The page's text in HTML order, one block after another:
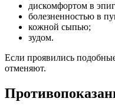
дискомфортом в
болезненностью в
кожной сыпью;
зудом.
Если проявились
отменяют.